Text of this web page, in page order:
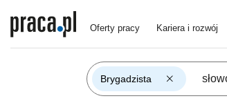
Oferty pracy Kariera i rozwój
Brygadzista